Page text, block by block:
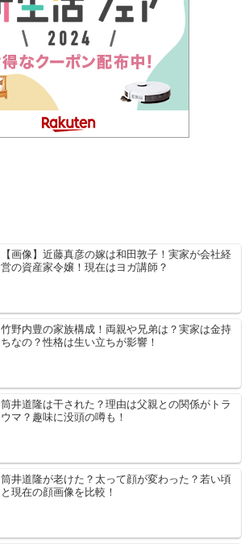
【画像】近藤真彦の嫁は和田敦子！実家が会社経
営の資産家令嬢！現在はヨガ講師？
竹野内豊の家族構成！両親や兄弟は？実家は金持
ちなの？性格は生い立ちが影響！
筒井道隆は干された？理由は父親との関係がトラ
ウマ？趣味に没頭の噂も！
筒井道隆が老けた？太って顔が変わった？若い頃
と現在の顔画像を比較！